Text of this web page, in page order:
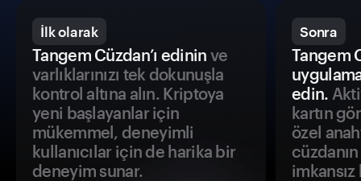
İlk olarak
Tangem Cüzdan’ı edinin ve
varlıklarınızı tek dokunuşla
kontrol altına alın. Kriptoya
yeni başlayanlar için
mükemmel, deneyimli
kullanıcılar için de harika bir
deneyim sunar.
Sonra
Tangem
edin.
kartın
özel